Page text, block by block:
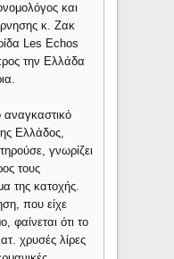
και
κ. Ζακ
Les Echos
την Ελλάδα
Ελλάδος,
γνωρίζει
τους
της κατοχής.
που είχε
φαίνεται ότι το
χρυσές λίρες